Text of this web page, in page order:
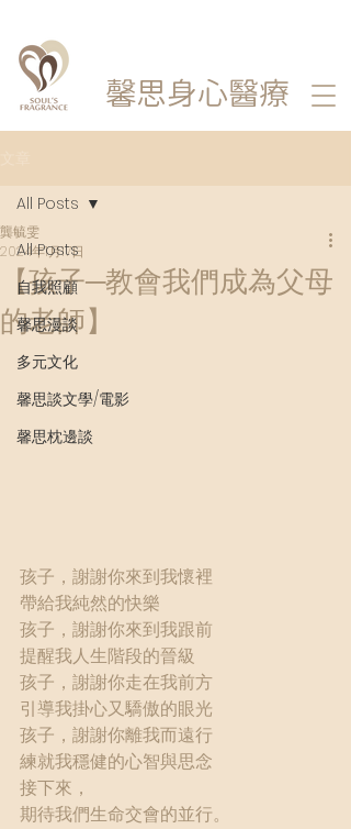
馨思身心醫療
All Posts
自我照顧
馨思漫談
多元文化
馨思談文學/電影
馨思枕邊談
All Posts
【孩子─教會我們成為父母
的老師】
龔毓雯
2024年1月17日
孩子，謝謝你來到我懷裡
帶給我純然的快樂
孩子，謝謝你來到我跟前
提醒我人生階段的晉級
孩子，謝謝你走在我前方
引導我掛心又驕傲的眼光
孩子，謝謝你離我而遠行
練就我穩健的心智與思念
接下來，
期待我們生命交會的並行。